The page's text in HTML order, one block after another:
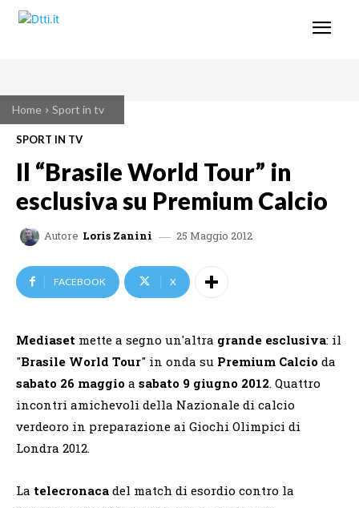
Home Sport in tv
SPORT IN TV
Il “Brasile World Tour” in
esclusiva su Premium Calcio
Autore Loris Zanini 25 Maggio 2012
FACEBOOK X
Mediaset mette a segno un'altra grande esclusiva: il
"Brasile World Tour" in onda su Premium Calcio da
sabato 26 maggio a sabato 9 giugno 2012. Quattro
incontri amichevoli della Nazionale di calcio
verdeoro in preparazione ai Giochi Olimpici di
Londra 2012.
La telecronaca del match di esordio contro la